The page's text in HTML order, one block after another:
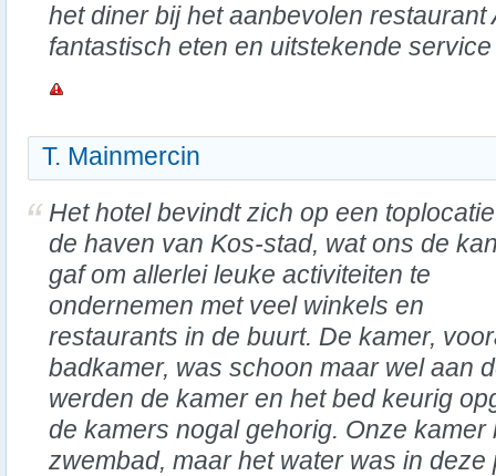
het diner bij het aanbevolen restaurant
fantastisch eten en uitstekende
T. Mainmercin
Het hotel bevindt zich op een
de haven van Kos-stad, wat ons de
gaf om allerlei leuke activiteiten te
ondernemen met veel winkels en
restaurants in de buurt. De kamer,
badkamer, was schoon maar wel aan
werden de kamer en het bed keurig
de kamers nogal gehorig. Onze kamer
zwembad, maar het water was in